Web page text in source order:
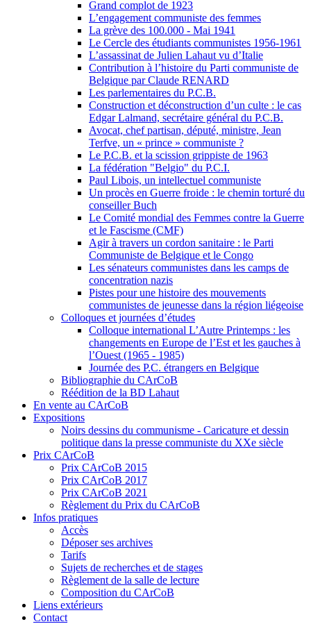
Grand complot de 1923
L’engagement communiste des femmes
La grève des 100.000 - Mai 1941
Le Cercle des étudiants communistes 1956-1961
L’assassinat de Julien Lahaut vu d’Italie
Contribution à l’histoire du Parti communiste de
Belgique par Claude RENARD
Les parlementaires du P.C.B.
Construction et déconstruction d’un culte : le cas
Edgar Lalmand, secrétaire général du P.C.B.
Avocat, chef partisan, député, ministre, Jean
Terfve, un « prince » communiste ?
Le P.C.B. et la scission grippiste de 1963
La fédération "Belgio" du P.C.I.
Paul Libois, un intellectuel communiste
Un procès en Guerre froide : le chemin torturé du
conseiller Buch
Le Comité mondial des Femmes contre la Guerre
et le Fascisme (CMF)
Agir à travers un cordon sanitaire : le Parti
Communiste de Belgique et le Congo
Les sénateurs communistes dans les camps de
concentration nazis
Pistes pour une histoire des mouvements
communistes de jeunesse dans la région liégeoise
Colloques et journées d’études
Colloque international L’Autre Printemps : les
changements en Europe de l’Est et les gauches à
l’Ouest (1965 - 1985)
Journée des P.C. étrangers en Belgique
Bibliographie du CArCoB
Réédition de la BD Lahaut
En vente au CArCoB
Expositions
Noirs dessins du communisme - Caricature et dessin
politique dans la presse communiste du XXe siècle
Prix CArCoB
Prix CArCoB 2015
Prix CArCoB 2017
Prix CArCoB 2021
Règlement du Prix du CArCoB
Infos pratiques
Accès
Déposer ses archives
Tarifs
Sujets de recherches et de stages
Règlement de la salle de lecture
Composition du CArCoB
Liens extérieurs
Contact